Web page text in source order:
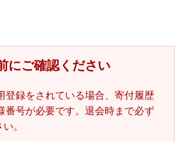
にご確認ください
登録をされている場合、寄付履歴
番号が必要です。退会時まで必ず
。